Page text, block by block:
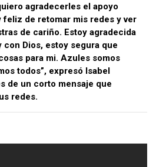
agradecerles el apoyo
feliz de retomar mis redes y ver
de cariño. Estoy agradecida
con Dios, estoy segura que
para mi. Azules somos
todos”, expresó Isabel
de un corto mensaje que
redes.